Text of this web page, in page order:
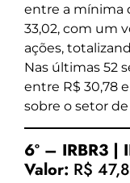
entre a mínima
33,02, com um
ações,
Nas últimas 52
entre R$ 30,78
sobre o setor
6º – IRBR3 |
Valor: R$